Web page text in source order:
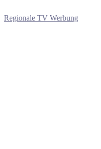
Regionale TV Werbung